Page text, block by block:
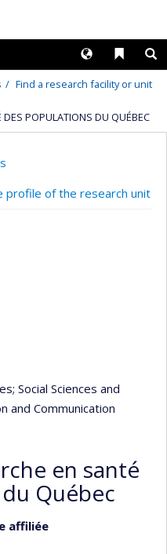
Liens
Langues
Find a research facility or unit
DES POPULATIONS DU QUÉBEC
profile of the research unit
; Social Sciences and
and Communication
en santé
Québec
affiliée